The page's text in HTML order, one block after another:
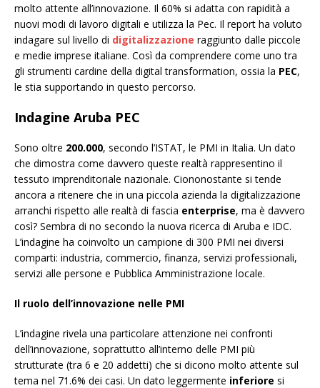
molto attente all’innovazione. Il 60% si adatta con rapidità a
nuovi modi di lavoro digitali e utilizza la Pec. Il report ha voluto
indagare sul livello di digitalizzazione raggiunto dalle piccole
e medie imprese italiane. Così da comprendere come uno tra
gli strumenti cardine della digital transformation, ossia la PEC,
le stia supportando in questo percorso.
Indagine Aruba PEC
Sono oltre 200.000, secondo l’ISTAT, le PMI in Italia. Un dato
che dimostra come davvero queste realtà rappresentino il
tessuto imprenditoriale nazionale. Ciononostante si tende
ancora a ritenere che in una piccola azienda la digitalizzazione
arranchi rispetto alle realtà di fascia enterprise, ma è davvero
così? Sembra di no secondo la nuova ricerca di Aruba e IDC.
L’indagine ha coinvolto un campione di 300 PMI nei diversi
comparti: industria, commercio, finanza, servizi professionali,
servizi alle persone e Pubblica Amministrazione locale.
Il ruolo dell’innovazione nelle PMI
L’indagine rivela una particolare attenzione nei confronti
dell’innovazione, soprattutto all’interno delle PMI più
strutturate (tra 6 e 20 addetti) che si dicono molto attente sul
tema nel 71.6% dei casi. Un dato leggermente inferiore si